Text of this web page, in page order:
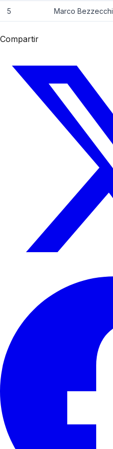
5 Marco Bezzecchi
Compartir